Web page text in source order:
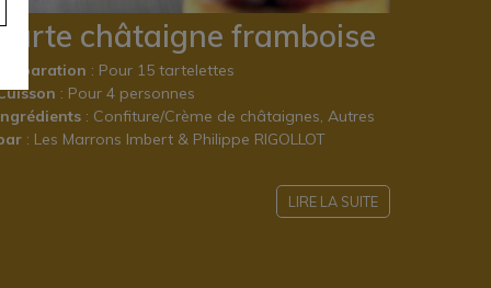
châtaigne framboise
Préparation : Pour 15 tartelettes
: Pour 4 personnes
: Confiture/Crème de châtaignes, Autres
: Les Marrons Imbert & Philippe RIGOLLOT
LIRE LA SUITE